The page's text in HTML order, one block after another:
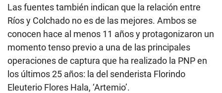
Las fuentes también indican que la relación entre
Ríos y Colchado no es de las mejores. Ambos se
conocen hace al menos 11 años y protagonizaron un
momento tenso previo a una de las principales
operaciones de captura que ha realizado la PNP en
los últimos 25 años: la del senderista Florindo
Eleuterio Flores Hala, ‘Artemio’.